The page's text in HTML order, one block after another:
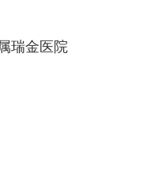
瑞金医院